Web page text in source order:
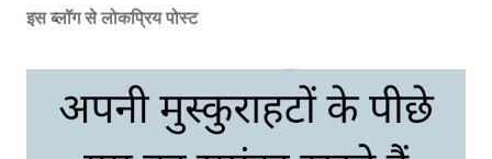
इस ब्लॉग से लोकप्रिय पोस्ट